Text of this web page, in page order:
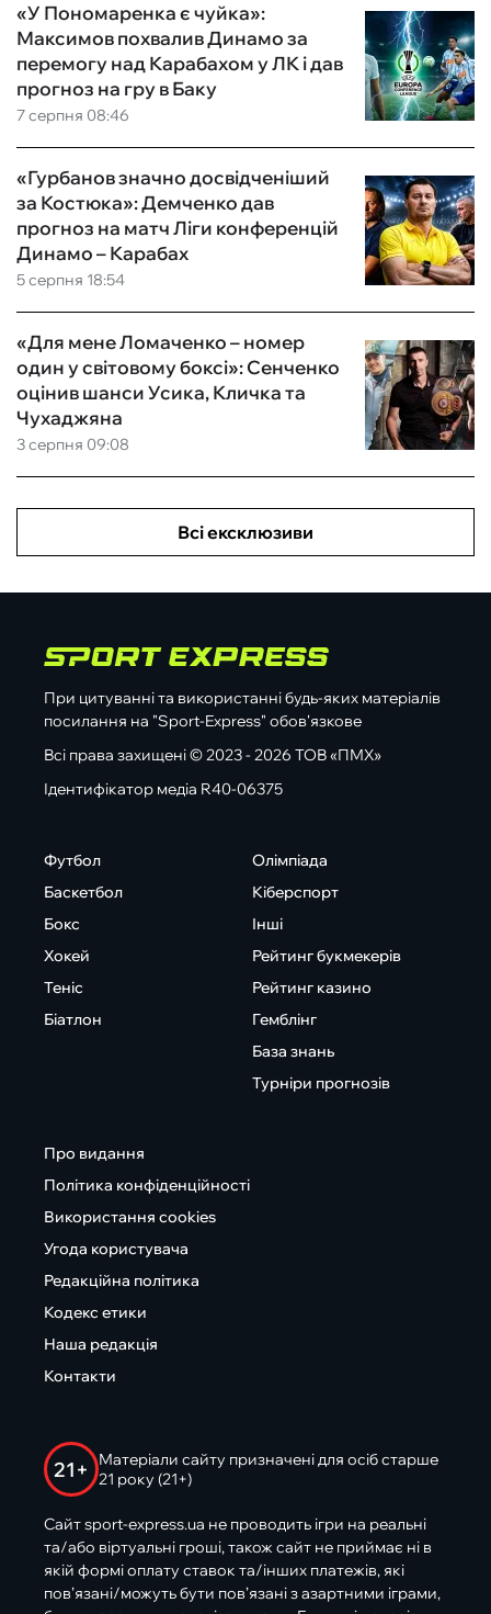
7 серпня 08:46
«У Пономаренка є чуйка»:
Максимов похвалив Динамо за
перемогу над Карабахом у ЛК і дав
прогноз на гру в Баку
5 серпня 18:54
«Гурбанов значно досвідченіший
за Костюка»: Демченко дав
прогноз на матч Ліги конференцій
Динамо – Карабах
3 серпня 09:08
«Для мене Ломаченко – номер
один у світовому боксі»: Сенченко
оцінив шанси Усика, Кличка та
Чухаджяна
Всі ексклюзиви
При цитуванні та використанні будь-яких матеріалів
посилання на "Sport-Express" обов'язкове
Всі права захищені © 2023 - 2026 ТОВ «ПМХ»
Ідентифікатор медіа R40-06375
Футбол
Баскетбол
Бокс
Хокей
Теніс
Біатлон
Олімпіада
Кіберспорт
Інші
Рейтинг букмекерів
Рейтинг казино
Гемблінг
База знань
Турніри прогнозів
Про видання
Політика конфіденційності
Використання cookies
Угода користувача
Редакційна політика
Кодекс етики
Наша редакція
Контакти
21+
Матеріали сайту призначені для осіб старше
21 року (21+)
Сайт sport-express.ua не проводить ігри на реальні
та/або віртуальні гроші, також сайт не приймає ні в
якій формі оплату ставок та/інших платежів, які
пов’язані/можуть бути пов’язані з азартними іграми,